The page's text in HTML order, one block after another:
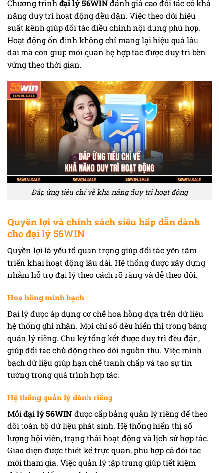
Chương trìnhđại lý 56WINđánh giá cao đối tác có khả
năng duy trì hoạt động đều đặn. Việc theo dõi hiệu
suất kênh giúp đối tác điều chỉnh nội dung phù hợp.
Hoạt động ổn định không chỉ mang lại hiệu quả lâu
dài mà còn giúp mối quan hệ hợp tác được duy trì bền
vững theo thời gian.
Đáp ứng tiêu chí về khả năng duy trì hoạt động
Quyền lợi và chính sách siêu hấp dẫn dành
cho đại lý 56WIN
Quyền lợi là yếu tố quan trọng giúp đối tác yên tâm
triển khai hoạt động lâu dài. Hệ thống được xây dựng
nhằm hỗ trợ đại lý theo cách rõ ràng và dễ theo dõi.
Hoa hồng minh bạch
Đại lý được áp dụng cơ chế hoa hồng dựa trên dữ liệu
hệ thống ghi nhận. Mọi chỉ số đều hiển thị trong bảng
quản lý riêng. Chu kỳ tổng kết được duy trì đều đặn,
giúp đối tác chủ động theo dõi nguồn thu. Việc minh
bạch dữ liệu giúp hạn chế tranh chấp và tạo sự tin
tưởng trong quá trình hợp tác.
Hệ thống quản lý dành riêng
Mỗi đại lý 56WINđược cấp bảng quản lý riêng để theo
dõi toàn bộ dữ liệu phát sinh. Hệ thống hiển thị số
lượng hội viên, trạng thái hoạt động và lịch sử hợp tác.
Giao diện được thiết kế trực quan, phù hợp cả đối tác
mới tham gia. Việc quản lý tập trung giúp tiết kiệm